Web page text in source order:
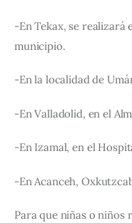
-En Tekax, se realizará
municipio.
-En la localidad de
-En Valladolid, en el
-En Izamal, en el
-En Acanceh,
Para que niñas o niños